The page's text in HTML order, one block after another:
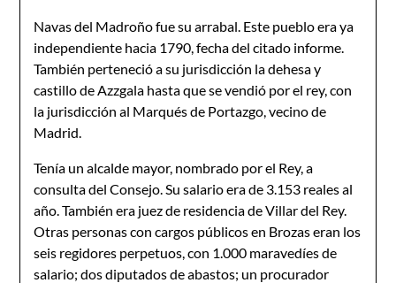
Navas del Madroño fue su arrabal. Este pueblo era ya
indepen­diente hacia 1790, fecha del citado informe.
También perteneció a su jurisdicción la dehesa y
castillo de Azzgala hasta que se vendió por el rey, con
la jurisdicción al Marqués de Portazgo, vecino de
Madrid.
Tenía un alcalde mayor, nombrado por el Rey, a
consulta del Consejo. Su salario era de 3.153 reales al
año. También era juez de residencia de Villar del Rey.
Otras personas con cargos públi­cos en Brozas eran los
seis regidores perpetuos, con 1.000 marave­díes de
salario; dos diputados de abastos; un procurador